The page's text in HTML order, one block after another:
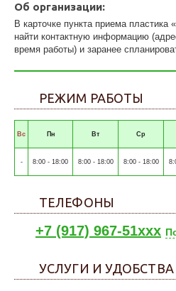
Об организации:
В карточке пункта приема
найти контактную информацию
время работы) и заранее
РЕЖИМ РАБОТЫ
Вс Пн Вт Ср
- 8:00 - 18:00 8:00 - 18:00 8:00 - 18:00
ТЕЛЕФОНЫ
+7 (917) 967-51xxx
УСЛУГИ И УДОБСТВА